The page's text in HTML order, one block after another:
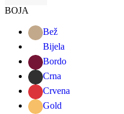
BOJA
Bež
Bijela
Bordo
Crna
Crvena
Gold